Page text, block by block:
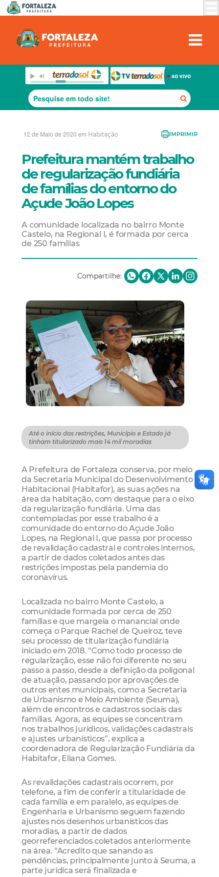
12 de Maio de 2020 em Habitação IMPRIMIR
Prefeitura mantém trabalho
de regularização fundiária
de famílias do entorno do
Açude João Lopes
A comunidade localizada no bairro Monte
Castelo, na Regional I, é formada por cerca
de 250 famílias
Compartilhe:
Até o início das restrições, Município e Estado já
tinham titularizado mais 14 mil moradias
A Prefeitura de Fortaleza conserva, por meio
da Secretaria Municipal do Desenvolvimento
Habitacional (Habitafor), as suas ações na
área da habitação, com destaque para o eixo
da regularização fundiária. Uma das
contempladas por esse trabalho é a
comunidade do entorno do Açude João
Lopes, na Regional I, que passa por processo
de revalidação cadastral e controles internos,
a partir de dados coletados antes das
restrições impostas pela pandemia do
coronavírus.
Localizada no bairro Monte Castelo, a
comunidade formada por cerca de 250
famílias e que margeia o manancial onde
começa o Parque Rachel de Queiroz, teve
seu processo de titularização fundiária
iniciado em 2018. “Como todo processo de
regularização, esse não foi diferente no seu
passo a passo, desde a definição da poligonal
de atuação, passando por aprovações de
outros entes municipais, como a Secretaria
de Urbanismo e Meio Ambiente (Seuma),
além de encontros e cadastros sociais das
famílias. Agora, as equipes se concentram
nos trabalhos jurídicos, validações cadastrais
e ajustes urbanísticos”, explica a
coordenadora de Regularização Fundiária da
Habitafor, Eliana Gomes.
As revalidações cadastrais ocorrem, por
telefone, a fim de conferir a titularidade de
cada família e em paralelo, as equipes de
Engenharia e Urbanismo seguem fazendo
ajustes nos desenhos urbanísticos das
moradias, a partir de dados
georreferenciados coletados anteriormente
na área. “Acredito que sanando as
pendências, principalmente junto à Seuma, a
parte jurídica será finalizada e